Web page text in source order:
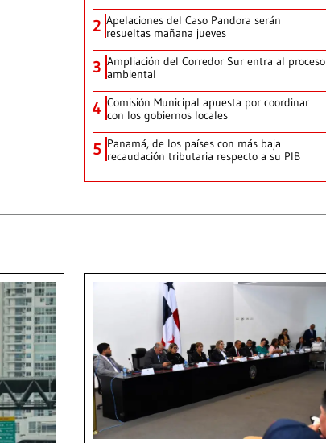
2 Apelaciones del Caso Pandora serán
resueltas mañana jueves
3 Ampliación del Corredor Sur entra al proceso
ambiental
4 Comisión Municipal apuesta por coordinar
con los gobiernos locales
5 Panamá, de los países con más baja
recaudación tributaria respecto a su PIB